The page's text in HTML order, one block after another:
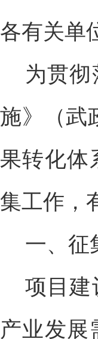
各有关单
为贯
施》（武
果转化体
集工作，
一、征
项目建
产业发展